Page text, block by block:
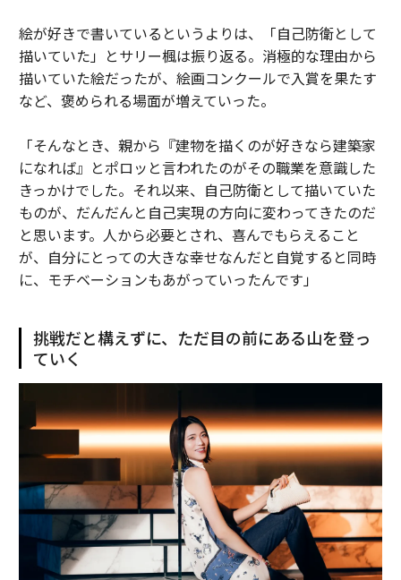
絵が好きで書いているというよりは、「自己防衛として
描いていた」とサリー楓は振り返る。消極的な理由から
描いていた絵だったが、絵画コンクールで入賞を果たす
など、褒められる場面が増えていった。
「そんなとき、親から『建物を描くのが好きなら建築家
になれば』とポロッと言われたのがその職業を意識した
きっかけでした。それ以来、自己防衛として描いていた
ものが、だんだんと自己実現の方向に変わってきたのだ
と思います。人から必要とされ、喜んでもらえること
が、自分にとっての大きな幸せなんだと自覚すると同時
に、モチベーションもあがっていったんです」
挑戦だと構えずに、ただ目の前にある山を登っ
ていく